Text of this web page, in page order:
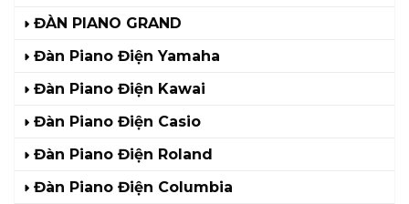
ĐÀN PIANO GRAND
Đàn Piano Điện Yamaha
Đàn Piano Điện Kawai
Đàn Piano Điện Casio
Đàn Piano Điện Roland
Đàn Piano Điện Columbia